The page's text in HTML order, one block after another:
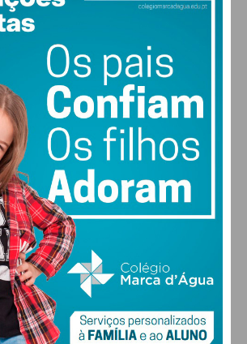
PAÇOS DE FERREIRA
49% humidade
vento: 5m/s O
MAX 29 • MIN 28
26
DOM
29
SEG
30 °
TER
ALTERAR